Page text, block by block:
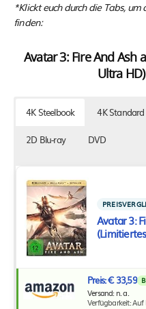
*Klickt euch durch die Tabs,
finden:
Avatar 3: Fire And Ash
Ultra
4K Steelbook 4K Standard
2D Blu-ray DVD
Avatar 3:
Preis: € 33,59
Versand: n. a.
Verfügbarkeit: Auf